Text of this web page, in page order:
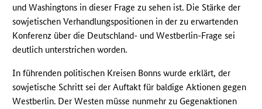
und Washingtons in dieser Frage zu sehen ist. Die Stärke der
sowjetischen Verhandlungspositionen in der zu erwartenden
Konferenz über die Deutschland- und Westberlin-Frage sei
deutlich unterstrichen worden.
In führenden politischen Kreisen Bonns wurde erklärt, der
sowjetische Schritt sei der Auftakt für baldige Aktionen gegen
Westberlin. Der Westen müsse nunmehr zu Gegenaktionen